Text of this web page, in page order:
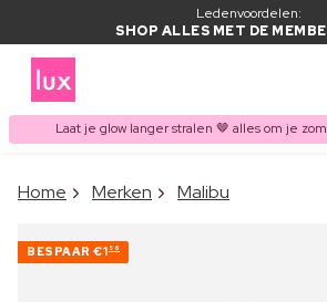
Ledenvoordelen:
SHOP ALLES MET DE
Laat je glow langer stralen 🤎 alles om je
ITEM TOEGEVOEGD AAN
Home Merken Malibu
BESPAAR €1 56